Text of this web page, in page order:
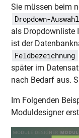
Sie müssen beim
Dropdown-
als Dropdownliste
ist der
Feldbezeichnung
später im
nach Bedarf aus.
Im Folgenden
Moduldesigner